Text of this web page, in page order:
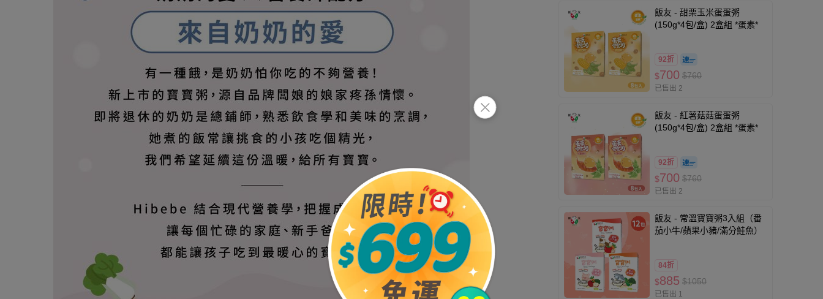
飯友 - 甜栗玉米蛋蛋粥
(150g*4包/盒) 2盒組 *蛋素*
92折
$700 $760
已售出 2
飯友 - 紅薯菇菇蛋蛋粥
(150g*4包/盒) 2盒組 *蛋素*
92折
$700 $760
已售出 2
飯友 - 常溫寶寶粥3入組（番
茄小牛/蘋果小豬/滿分鮭魚）
84折
$885 $1050
已售出 1